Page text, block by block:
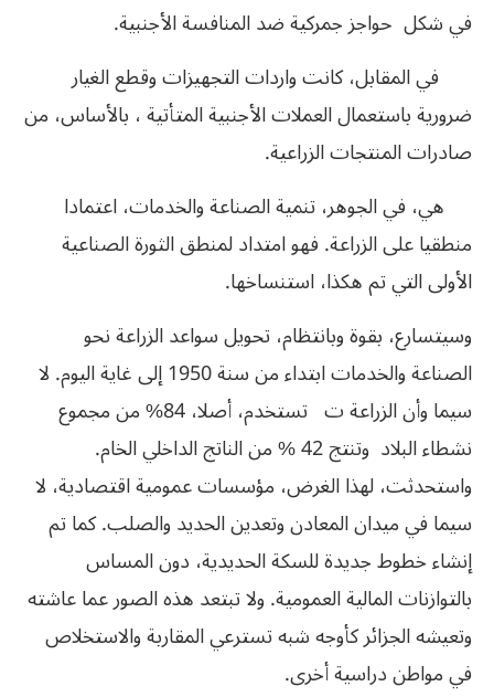
في شكل حواجز جمركية ضد المنافسة الأجنبية.
في المقابل، كانت واردات التجهيزات وقطع الغيار
ضرورية باستعمال العملات الأجنبية المتأتية ، بالأساس، من
صادرات المنتجات الزراعية.
هي، في الجوهر، تنمية الصناعة والخدمات، اعتمادا
منطقيا على الزراعة. فهو امتداد لمنطق الثورة الصناعية
الأولى التي تم هكذا، استنساخها.
وسيتسارع، بقوة وبانتظام، تحويل سواعد الزراعة نحو
الصناعة والخدمات ابتداء من سنة 1950 إلى غاية اليوم. لا
سيما وأن الزراعة ت تستخدم، أصلا، 84% من مجموع
نشطاء البلاد وتنتج 42 % من الناتج الداخلي الخام.
واستحدثت، لهذا الغرض، مؤسسات عمومية اقتصادية، لا
سيما في ميدان المعادن وتعدين الحديد والصلب. كما تم
إنشاء خطوط جديدة للسكة الحديدية، دون المساس
بالتوازنات المالية العمومية. ولا تبتعد هذه الصور عما عاشته
وتعيشه الجزائر كأوجه شبه تسترعي المقاربة والاستخلاص
في مواطن دراسية أخرى.